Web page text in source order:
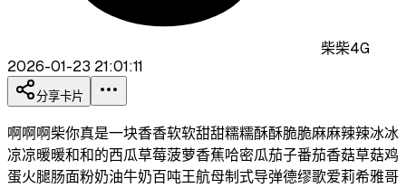
柴柴4G
2026-01-23 21:01:11
分享卡片
啊啊啊柴你真是一块香香软软甜甜糯糯酥酥脆脆麻麻辣辣冰冰
凉凉暖暖和和的西瓜草莓菠萝香蕉哈密瓜茄子番茄香菇草菇鸡
蛋火腿肠面粉奶油牛奶百吨王航母制式导弹德缪歌爱莉希雅哥